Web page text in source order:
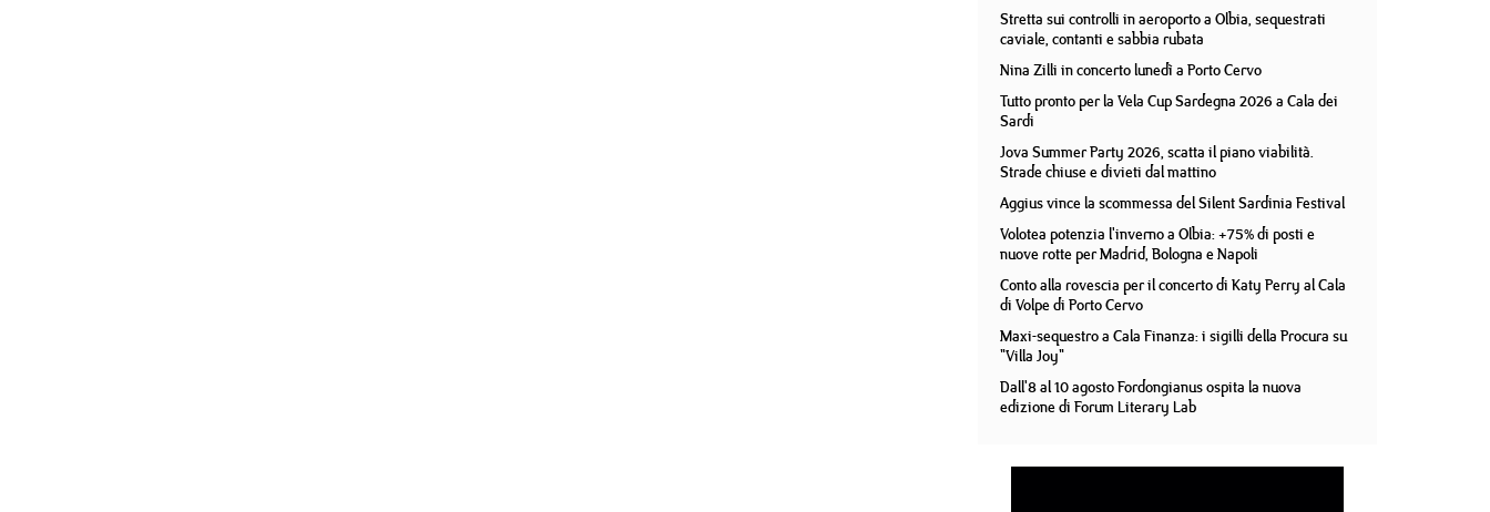
Stretta sui controlli in aeroporto a Olbia, sequestrati
caviale, contanti e sabbia rubata
Nina Zilli in concerto lunedì a Porto Cervo
Tutto pronto per la Vela Cup Sardegna 2026 a Cala dei
Sardi
Jova Summer Party 2026, scatta il piano viabilità.
Strade chiuse e divieti dal mattino
Aggius vince la scommessa del Silent Sardinia Festival
Volotea potenzia l'inverno a Olbia: +75% di posti e
nuove rotte per Madrid, Bologna e Napoli
Conto alla rovescia per il concerto di Katy Perry al Cala
di Volpe di Porto Cervo
Maxi-sequestro a Cala Finanza: i sigilli della Procura su
"Villa Joy"
Dall'8 al 10 agosto Fordongianus ospita la nuova
edizione di Forum Literary Lab